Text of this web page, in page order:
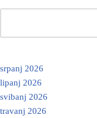
srpanj 2026
lipanj 2026
svibanj 2026
travanj 2026